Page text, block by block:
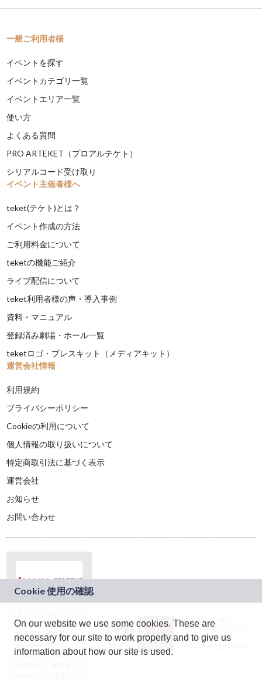
一般ご利用者様
イベントを探す
イベントカテゴリ一覧
イベントエリア一覧
使い方
よくある質問
PRO ARTEKET（プロアルテケト）
シリアルコード受け取り
イベント主催者様へ
teket(テケト)とは？
イベント作成の方法
ご利用料金について
teketの機能ご紹介
ライブ配信について
teket利用者様の声・導入事例
資料・マニュアル
登録済み劇場・ホール一覧
teketロゴ・プレスキット（メディアキット）
運営会社情報
利用規約
プライバシーポリシー
Cookieの利用について
個人情報の取り扱いについて
特定商取引法に基づく表示
運営会社
お知らせ
お問い合わせ
ドコモグループの新
規事業創出プログラ
ム「docomo
STARTUP」を通じて
JASRAC許諾番号：
9024936001Y45037
JASRAC許諾番号：
On our website we use some cookies. These are
necessary for our site to work properly and to give us
information about how our site is used.